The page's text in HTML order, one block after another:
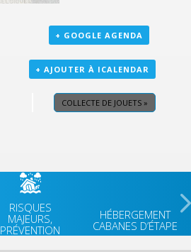
+ GOOGLE AGENDA
+ AJOUTER À ICALENDAR
COLLECTE DE JOUETS »
RISQUES
MAJEURS,
PRÉVENTION
HÉBERGEMENT
CABANES D’ÉTAPE